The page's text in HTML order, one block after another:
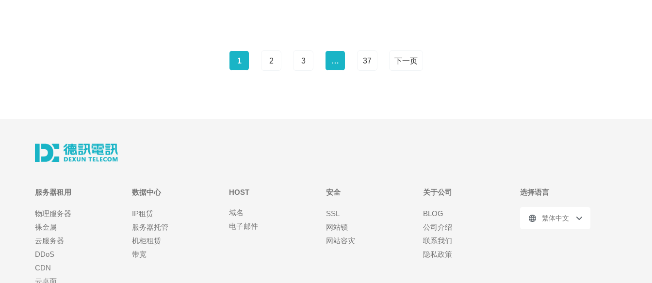
1 2 3 … 37 下一页
服务器租用
物理服务器
裸金属
云服务器
DDoS
CDN
云桌面
数据中心
IP租赁
服务器托管
机柜租赁
带宽
HOST
域名
电子邮件
安全
SSL
网站锁
网站容灾
关于公司
BLOG
公司介绍
联系我们
隐私政策
选择语言
繁体中文